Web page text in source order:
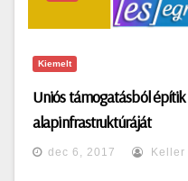
Kiemelt
Uniós támogatásból
alapinfrastruktúráját
dec 6, 2017 Keller